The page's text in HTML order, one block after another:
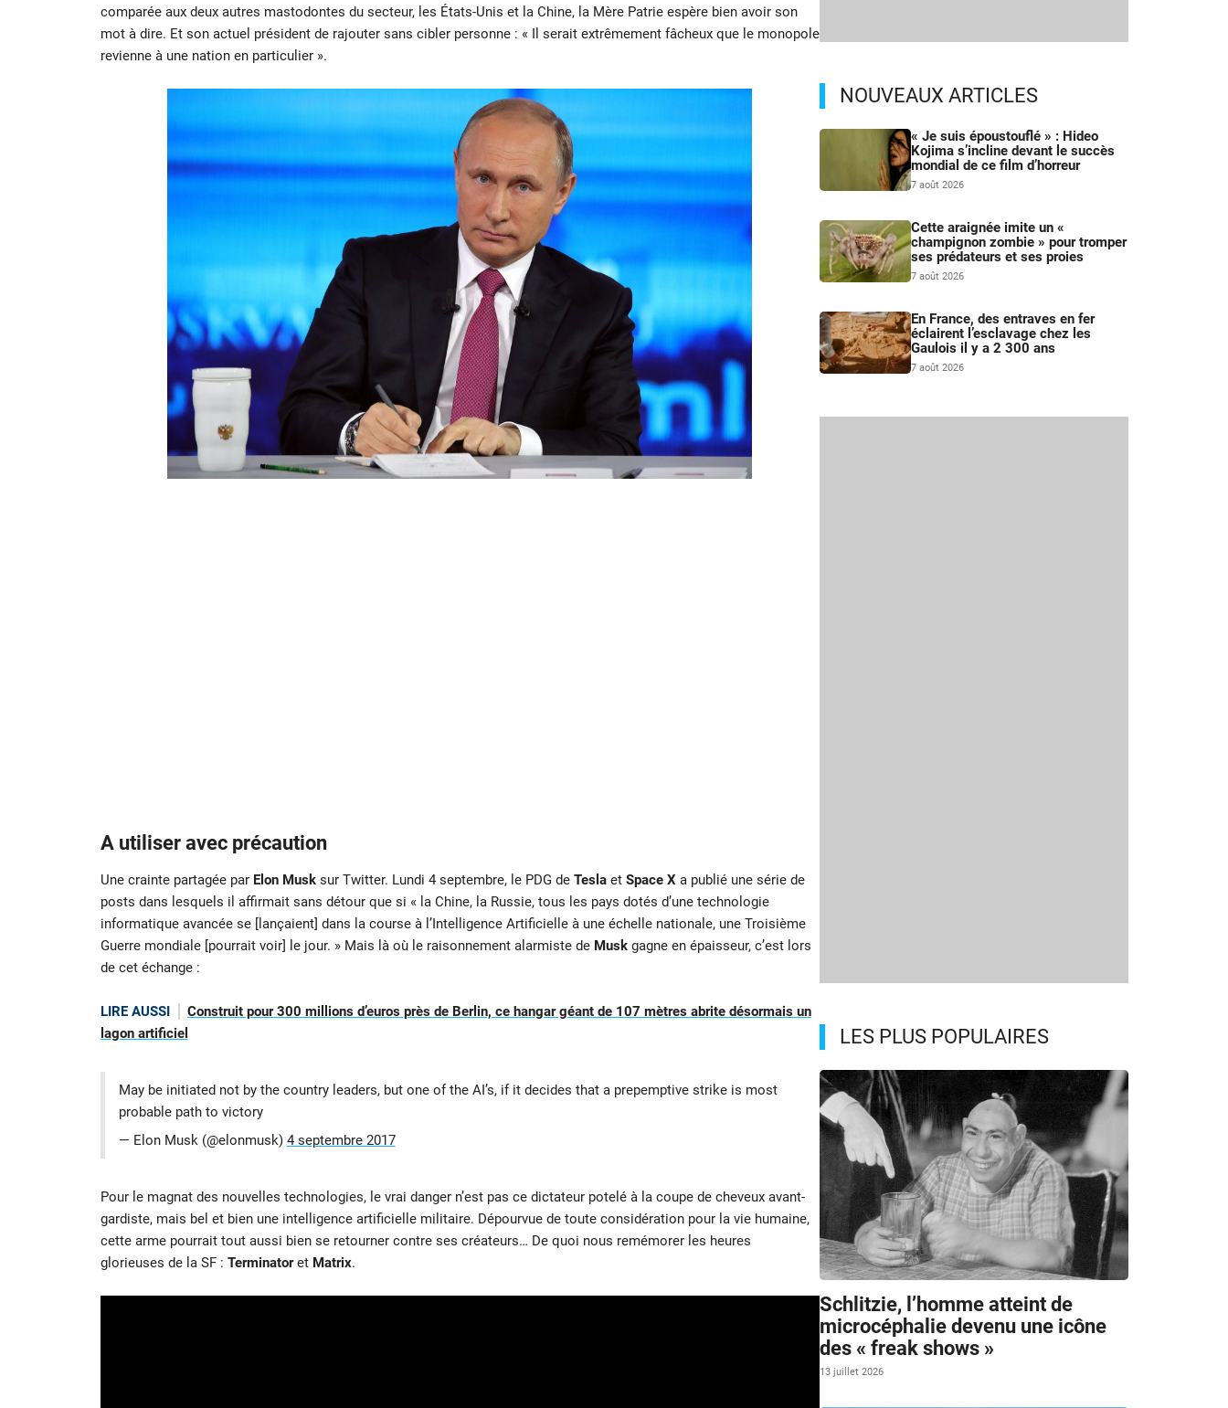
comparée aux deux autres mastodontes du secteur, les États-Unis et la Chine, la Mère Patrie espère bien avoir son
mot à dire. Et son actuel président de rajouter sans cibler personne : « Il serait extrêmement fâcheux que le monopole
revienne à une nation en particulier ».
A utiliser avec précaution
Une crainte partagée par Elon Musksur Twitter. Lundi 4 septembre, le PDG de Teslaet Space Xa publié une série de
posts dans lesquels il affirmait sans détour que si « la Chine, la Russie, tous les pays dotés d’une technologie
informatique avancée se [lançaient] dans la course à l’Intelligence Artificielle à une échelle nationale, une Troisième
Guerre mondiale [pourrait voir] le jour. » Mais là où le raisonnement alarmiste de Muskgagne en épaisseur, c’est lors
de cet échange :
LIRE AUSSI
Construit pour 300 millions d’euros près de Berlin, ce hangar géant de 107 mètres abrite désormais un
lagon artificiel
May be initiated not by the country leaders, but one of the AI’s, if it decides that a prepemptive strike is most
probable path to victory
— Elon Musk (@elonmusk) 4 septembre 2017
Pour le magnat des nouvelles technologies, le vrai danger n’est pas ce dictateur potelé à la coupe de cheveux avant-
gardiste, mais bel et bien une intelligence artificielle militaire. Dépourvue de toute considération pour la vie humaine,
cette arme pourrait tout aussi bien se retourner contre ses créateurs… De quoi nous remémorer les heures
glorieuses de la SF : Terminatoret Matrix.
NOUVEAUX ARTICLES
« Je suis époustouflé » : Hideo
Kojima s’incline devant le succès
mondial de ce film d’horreur
7 août 2026
Cette araignée imite un «
champignon zombie » pour tromper
ses prédateurs et ses proies
7 août 2026
En France, des entraves en fer
éclairent l’esclavage chez les
Gaulois il y a 2 300 ans
7 août 2026
LES PLUS POPULAIRES
Schlitzie, l’homme atteint de
microcéphalie devenu une icône
des « freak shows »
13 juillet 2026